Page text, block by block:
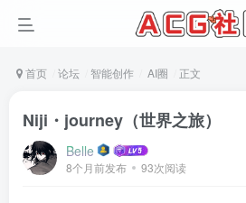
首页 论坛 智能创作 AI圈 正文
Niji・journey（世界之旅）
Belle
8个月前发布 93次阅读